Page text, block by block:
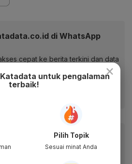
di WhatsApp
cepat ke berita terkini dan data
WhatsApp Channel Katadata.co.id
aplikasi mobile.
membaca lebih nyaman dan nikmati
×
untuk pengalaman
terbaik!
Pilih Topik
Sesuai minat Anda